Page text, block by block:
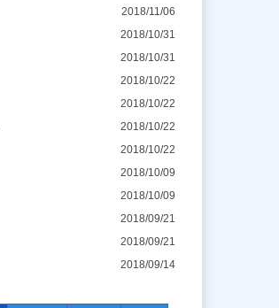
2018/11/06
2018/10/31
2018/10/31
2018/10/22
2018/10/22
2018/10/22
2018/10/22
2018/10/09
2018/10/09
2018/09/21
2018/09/21
2018/09/14